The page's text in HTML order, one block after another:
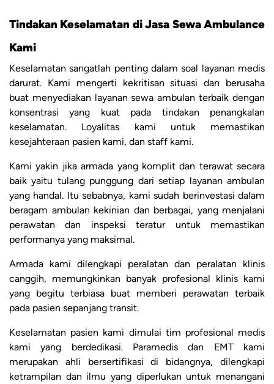
Tindakan Keselamatan di Jasa Sewa Ambulance
Kami
Keselamatan sangatlah penting dalam soal layanan medis
darurat. Kami mengerti kekritisan situasi dan berusaha
buat menyediakan layanan sewa ambulan terbaik dengan
konsentrasi yang kuat pada tindakan penangkalan
keselamatan. Loyalitas kami untuk memastikan
kesejahteraan pasien kami, dan staff kami.
Kami yakin jika armada yang komplit dan terawat secara
baik yaitu tulang punggung dari setiap layanan ambulan
yang handal. Itu sebabnya, kami sudah berinvestasi dalam
beragam ambulan kekinian dan berbagai, yang menjalani
perawatan dan inspeksi teratur untuk memastikan
performanya yang maksimal.
Armada kami dilengkapi peralatan dan peralatan klinis
canggih, memungkinkan banyak profesional klinis kami
yang begitu terbiasa buat memberi perawatan terbaik
pada pasien sepanjang transit.
Keselamatan pasien kami dimulai tim profesional medis
kami yang berdedikasi. Paramedis dan EMT kami
merupakan ahli bersertifikasi di bidangnya, dilengkapi
ketrampilan dan ilmu yang diperlukan untuk menangani